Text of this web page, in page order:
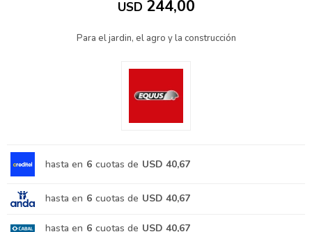
USD 244,00
Para el jardin, el agro y la construcción
hasta en 6 cuotas de USD 40,67
hasta en 6 cuotas de USD 40,67
hasta en 6 cuotas de USD 40,67